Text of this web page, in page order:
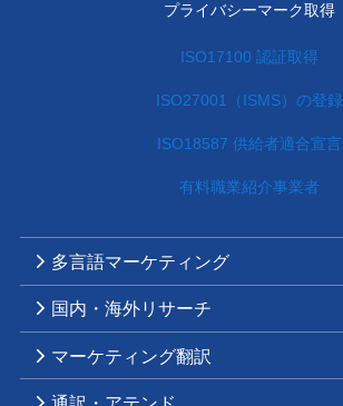
プライバシーマーク取得
ISO17100 認証取得
ISO27001（ISMS）の登録
ISO18587 供給者適合宣言
有料職業紹介事業者
多言語マーケティング
国内・海外リサーチ
マーケティング翻訳